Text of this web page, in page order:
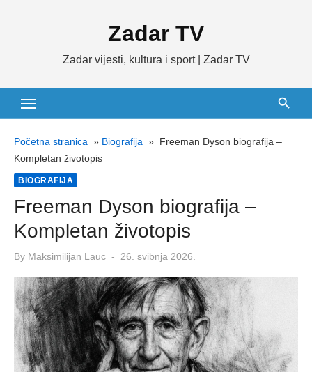
Zadar TV
Zadar vijesti, kultura i sport | Zadar TV
Početna stranica » Biografija » Freeman Dyson biografija –
Kompletan životopis
BIOGRAFIJA
Freeman Dyson biografija –
Kompletan životopis
By Maksimilijan Lauc
Posted
26. svibnja 2026.